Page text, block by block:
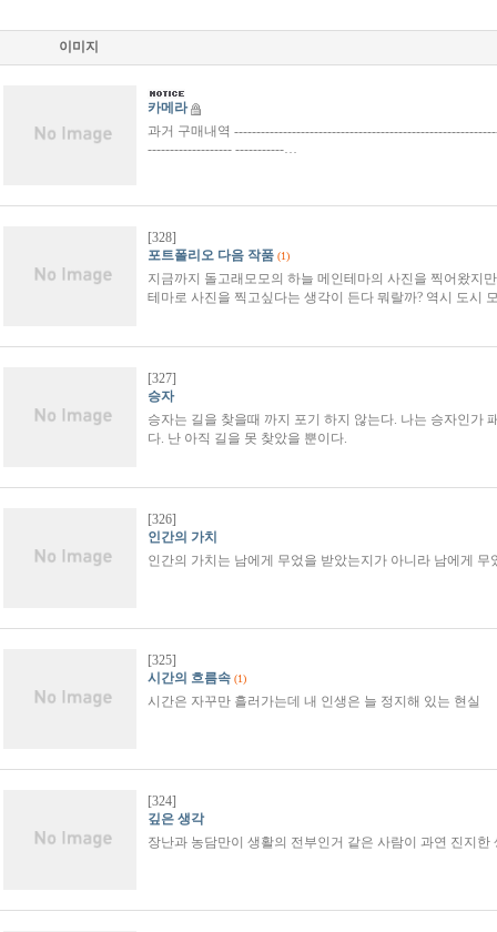
이미지
카메라
과거 구매내역
------------------- -----------…
[328]
포트폴리오 다음 작품 (1)
지금까지 돌고래모모의 하늘 메인테마의 사진을 찍어왔지
테마로 사진을 찍고싶다는 생각이 든다 뭐랄까? 역시 도시
[327]
승자
승자는 길을 찾을때 까지 포기 하지 않는다. 나는 승자인가
다. 난 아직 길을 못 찾았을 뿐이다.
[326]
인간의 가치
인간의 가치는 남에게 무었을 받았는지가 아니라 남에게
[325]
시간의 흐름속 (1)
시간은 자꾸만 흘러가는데 내 인생은 늘 정지해 있는 현실
[324]
깊은 생각
장난과 농담만이 생활의 전부인거 같은 사람이 과연 진지